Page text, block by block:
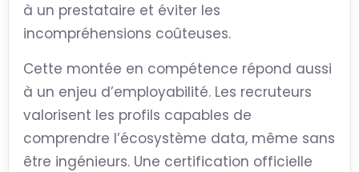
à un prestataire et éviter les
incompréhensions coûteuses.
Cette montée en compétence répond aussi
à un enjeu d’employabilité. Les recruteurs
valorisent les profils capables de
comprendre l’écosystème data, même sans
être ingénieurs. Une certification officielle